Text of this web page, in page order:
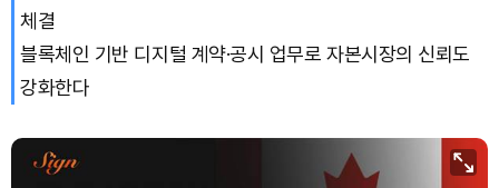
체결
블록체인 기반 디지털 계약·공시 업무로 자본시장의 신뢰도
강화한다